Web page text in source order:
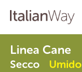
Linea Cane
Secco Umido